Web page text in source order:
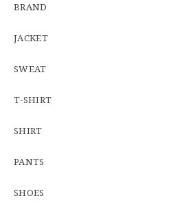
BRAND
JACKET
SWEAT
T-SHIRT
SHIRT
PANTS
SHOES